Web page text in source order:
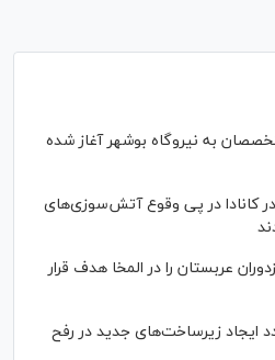
به نیروگاه بوشهر آغاز شده
کانادا در پی وقوع آتش‌سوزی‌های
عربستان را در المخا هدف قرار
ایجاد زیرساخت‌های جدید در رفح